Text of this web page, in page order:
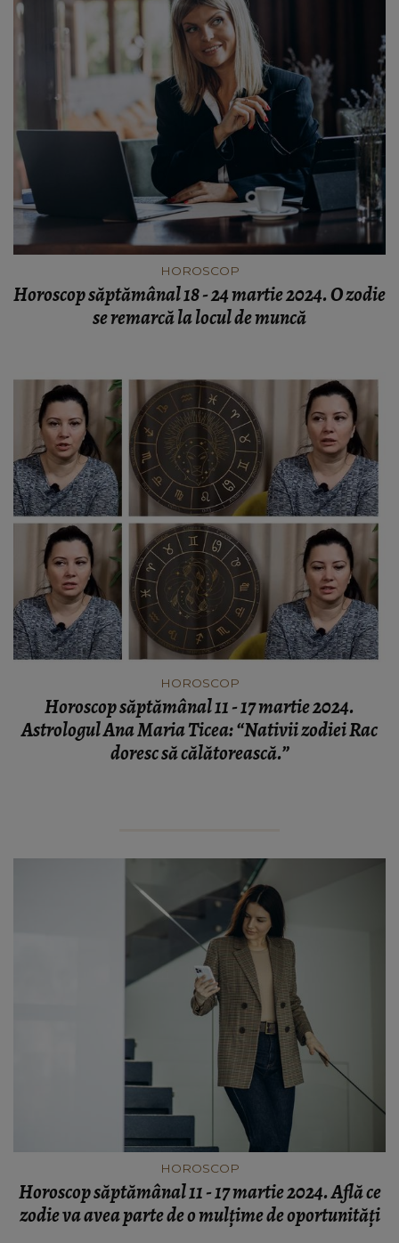
HOROSCOP
Horoscop săptămânal 18 - 24 martie 2024. O zodie
se remarcă la locul de muncă
HOROSCOP
Horoscop săptămânal 11 - 17 martie 2024.
Astrologul Ana Maria Ticea: “Nativii zodiei Rac
doresc să călătorească.”
HOROSCOP
Horoscop săptămânal 11 - 17 martie 2024. Află ce
zodie va avea parte de o mulțime de oportunități